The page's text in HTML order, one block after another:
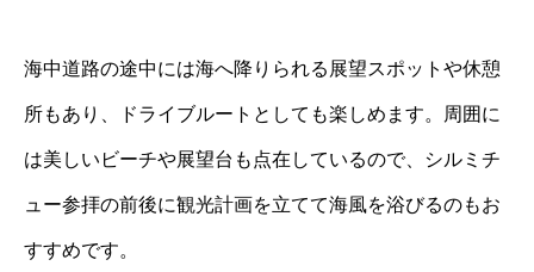
海中道路の途中には海へ降りられる展望スポットや休憩
所もあり、ドライブルートとしても楽しめます。周囲に
は美しいビーチや展望台も点在しているので、シルミチ
ュー参拝の前後に観光計画を立てて海風を浴びるのもお
すすめです。